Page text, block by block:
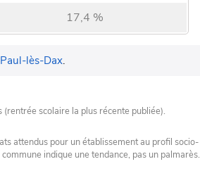
17,4 %
lès-Dax.
(rentrée scolaire la plus récente publiée).
attendus pour un établissement au profil socio-
indique une tendance, pas un palmarès.